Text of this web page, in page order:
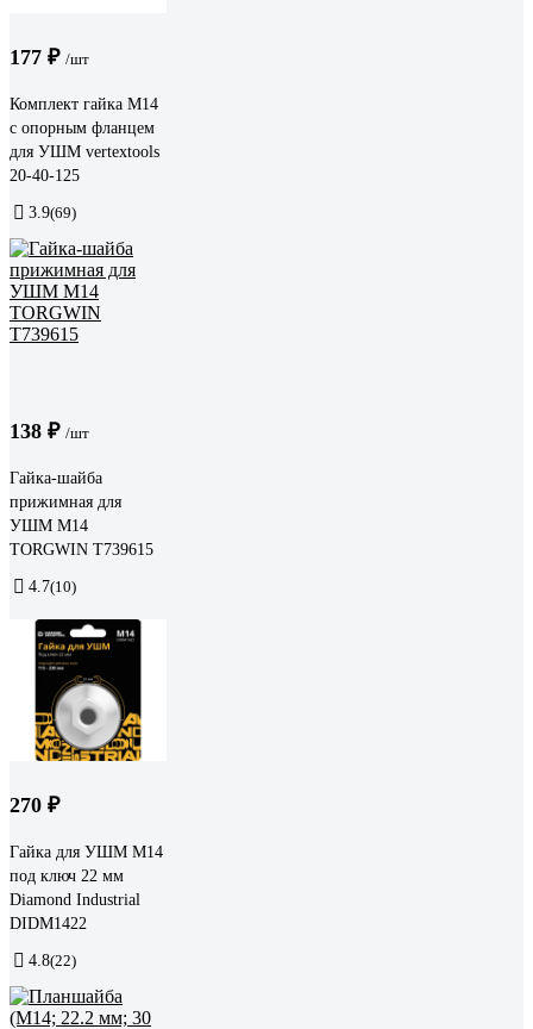
177 ₽ /шт
Комплект гайка М14
с опорным фланцем
для УШМ vertextools
20-40-125
3.9(69)
138 ₽ /шт
Гайка-шайба
прижимная для
УШМ М14
TORGWIN T739615
4.7(10)
270 ₽
Гайка для УШМ М14
под ключ 22 мм
Diamond Industrial
DIDM1422
4.8(22)